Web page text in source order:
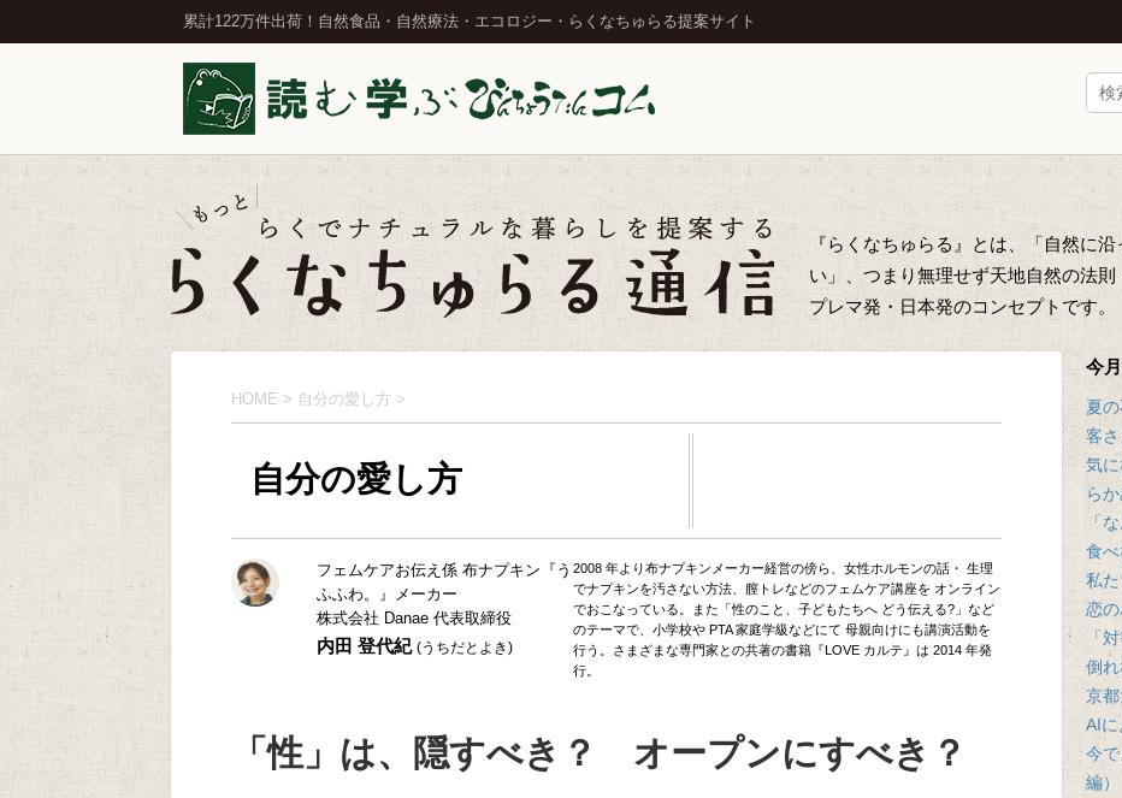
累計122万件出荷！自然食品・自然療法・エコロジー・らくなちゅらる提案サイト
『らくなちゅらる』とは、「自然に
い」、つまり無理せず天地自然の法
プレマ発・日本発のコンセプトです。
HOME > 自分の愛し方 >
自分の愛し方
フェムケアお伝え係 布ナプキン『う
ふふわ。』メーカー
株式会社 Danae 代表取締役
内田 登代紀(うちだとよき)
2008 年より布ナプキンメーカー経営の傍ら、女性ホルモンの話・ 生理
でナプキンを汚さない方法、膣トレなどのフェムケア講座を オンライン
でおこなっている。また「性のこと、子どもたちへ どう伝える?」など
のテーマで、小学校や PTA 家庭学級などにて 母親向けにも講演活動を
行う。さまざまな専門家との共著の書籍『LOVE カルテ』は 2014 年発
行。
「性」は、隠すべき？ オープンにすべき？
今
夏
客さ
気
ら
「
食
私
恋
「
倒
京
AI
今
編）